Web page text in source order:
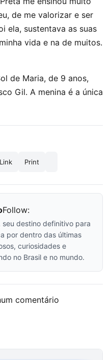
de me valorizar e ser
ela, sustentava as suas
vida e na de muitos.
de Maria, de 9 anos,
Gil. A menina é a única
Print
Follow:
seu destino definitivo para
por dentro das últimas
curiosidades e
no Brasil e no mundo.
comentário